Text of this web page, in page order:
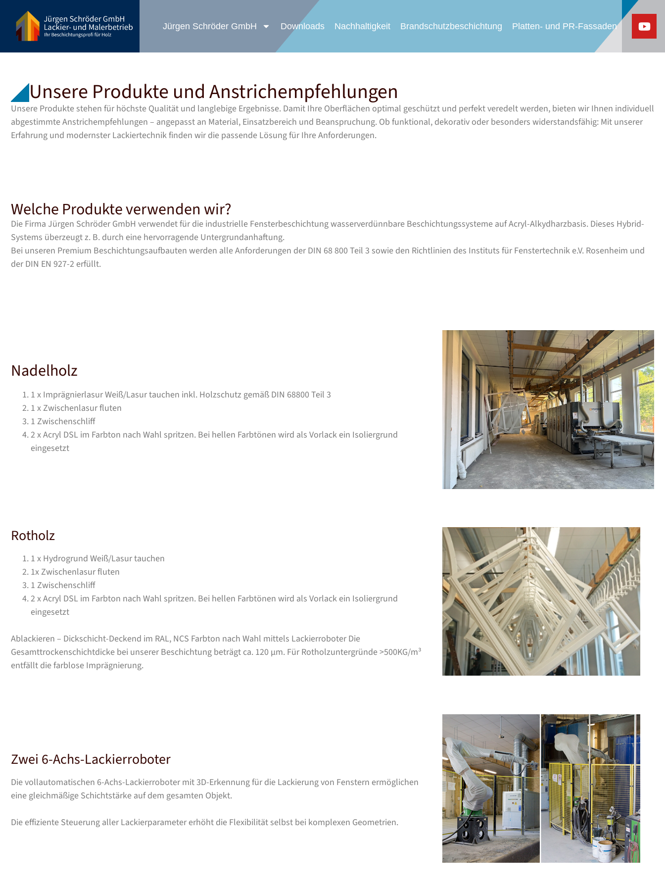
Jürgen Schröder GmbH Downloads Nachhaltigkeit Brandschutzbeschichtung Platten- und PR-Fassaden
Unsere Produkte und Anstrichempfehlungen
Unsere Produkte stehen für höchste Qualität und langlebige Ergebnisse. Damit Ihre Oberflächen optimal geschützt und perfekt veredelt werden, bieten wir Ihnen individuell
abgestimmte Anstrichempfehlungen – angepasst an Material, Einsatzbereich und Beanspruchung. Ob funktional, dekorativ oder besonders widerstandsfähig: Mit unserer
Erfahrung und modernster Lackiertechnik finden wir die passende Lösung für Ihre Anforderungen.
Welche Produkte verwenden wir?
Die Firma Jürgen Schröder GmbH verwendet für die industrielle Fensterbeschichtung wasserverdünnbare Beschichtungssysteme auf Acryl-Alkydharzbasis. Dieses Hybrid-
Systems überzeugt z. B. durch eine hervorragende Untergrundanhaftung.
Bei unseren Premium Beschichtungsaufbauten werden alle Anforderungen der DIN 68 800 Teil 3 sowie den Richtlinien des Instituts für Fenstertechnik e.V. Rosenheim und
der DIN EN 927-2 erfüllt.
Nadelholz
1 x Imprägnierlasur Weiß/Lasur tauchen inkl. Holzschutz gemäß DIN 68800 Teil 3
1 x Zwischenlasur fluten
1 Zwischenschliff
2 x Acryl DSL im Farbton nach Wahl spritzen. Bei hellen Farbtönen wird als Vorlack ein Isoliergrund
eingesetzt
Rotholz
1 x Hydrogrund Weiß/Lasur tauchen
1x Zwischenlasur fluten
1 Zwischenschliff
2 x Acryl DSL im Farbton nach Wahl spritzen. Bei hellen Farbtönen wird als Vorlack ein Isoliergrund
eingesetzt
Ablackieren – Dickschicht-Deckend im RAL, NCS Farbton nach Wahl mittels Lackierroboter Die
Gesamttrockenschichtdicke bei unserer Beschichtung beträgt ca. 120 μm. Für Rotholzuntergründe >500KG/m³
entfällt die farblose Imprägnierung.
Zwei 6-Achs-Lackierroboter
Die vollautomatischen 6-Achs-Lackierroboter mit 3D-Erkennung für die Lackierung von Fenstern ermöglichen
eine gleichmäßige Schichtstärke auf dem gesamten Objekt.
Die effiziente Steuerung aller Lackierparameter erhöht die Flexibilität selbst bei komplexen Geometrien.